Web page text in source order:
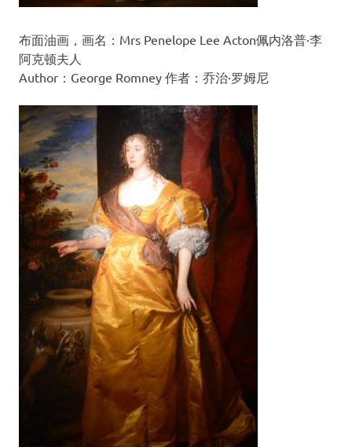
布面油画，画名：Mrs Penelope Lee Acton佩内洛普·李
阿克顿夫人
Author：George Romney 作者：乔治·罗姆尼